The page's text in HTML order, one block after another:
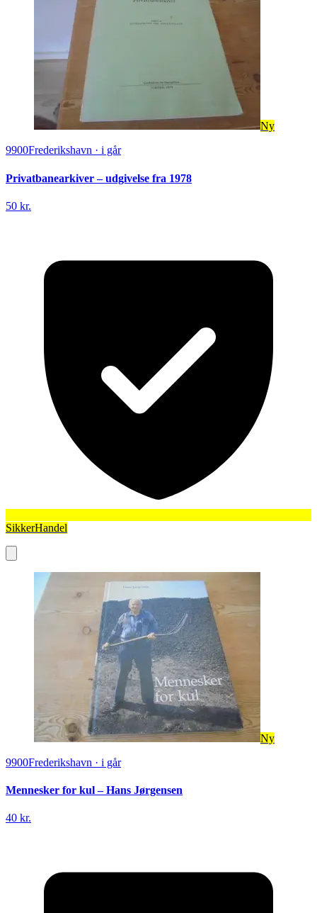
Ny
9900Frederikshavn · i går
Privatbanearkiver – udgivelse fra 1978
50 kr.
SikkerHandel
Ny
9900Frederikshavn · i går
Mennesker for kul – Hans Jørgensen
40 kr.